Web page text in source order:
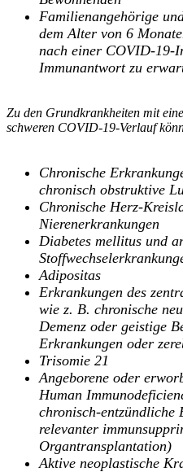
Familienangehörige
dem Alter von 6
nach einer COVID-19-
Immunantwort zu
Zu den Grundkrankheiten mit
schweren COVID-19-Verlauf
Chronische
chronisch obstruktive
Chronische Herz-
Nierenerkrankungen
Diabetes mellitus und
Adipositas
Erkrankungen des
wie z. B. chronische
Demenz oder geistige
Erkrankungen oder
Trisomie 21
Angeborene oder
Human
chronisch-entzündliche
relevanter
Organtransplantation)
Aktive neoplastische